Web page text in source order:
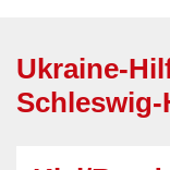
Ukraine-